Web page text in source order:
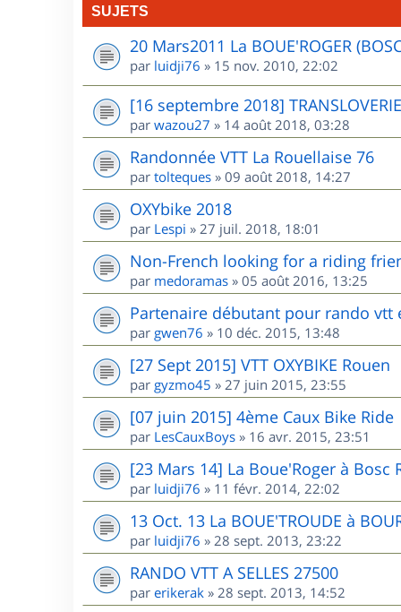
SUJETS
20 Mars2011 La BOUE'ROGER
par luidji76 » 15 nov. 2010, 22:02
[16 septembre 2018]
par wazou27 » 14 août 2018, 03:28
Randonnée VTT La Rouellaise 76
par tolteques » 09 août 2018, 14:27
OXYbike 2018
par Lespi » 27 juil. 2018, 18:01
Non-French looking for a riding
par medoramas » 05 août 2016, 13:25
Partenaire débutant pour rando vtt
par gwen76 » 10 déc. 2015, 13:48
[27 Sept 2015] VTT OXYBIKE Rouen
par gyzmo45 » 27 juin 2015, 23:55
[07 juin 2015] 4ème Caux Bike Ride
par LesCauxBoys » 16 avr. 2015, 23:51
[23 Mars 14] La Boue'Roger à Bosc
par luidji76 » 11 févr. 2014, 22:02
13 Oct. 13 La BOUE'TROUDE à
par luidji76 » 28 sept. 2013, 23:22
RANDO VTT A SELLES 27500
par erikerak » 28 sept. 2013, 14:52